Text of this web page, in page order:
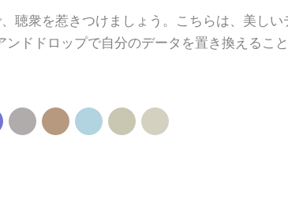
聴衆を惹きつけましょう。こちらは、美しい
ドドロップで自分のデータを置き換えるこ